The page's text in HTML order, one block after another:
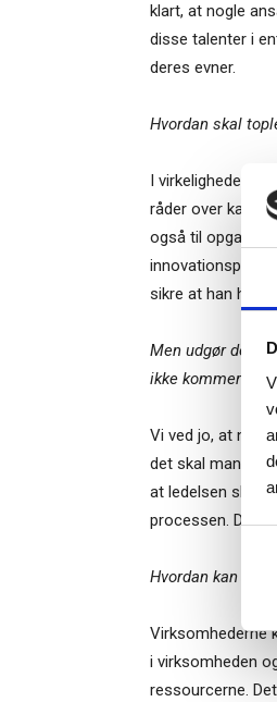
klart, at nogle
disse talenter i
deres evner.
Hvordan skal
I virkeligheden
råder over
også til opgave
sikre at han har
Men udgør det
ikke kommer
Vi ved jo, at ni
det skal man
at ledelsen skal
processen. Det
Hvordan kan
Virksomhederne
i virksomheden
ressourcerne.